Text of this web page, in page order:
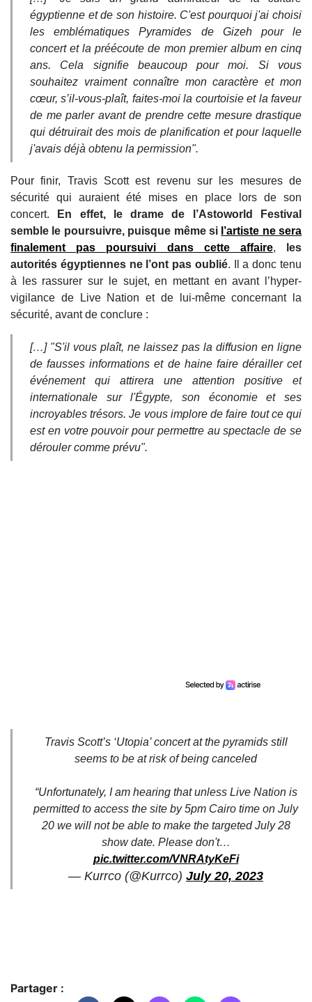
égyptienne et de son histoire. C'est pourquoi j'ai choisi
les emblématiques Pyramides de Gizeh pour le
concert et la préécoute de mon premier album en cinq
ans. Cela signifie beaucoup pour moi. Si vous
souhaitez vraiment connaître mon caractère et mon
cœur, s’il-vous-plaît, faites-moi la courtoisie et la faveur
de me parler avant de prendre cette mesure drastique
qui détruirait des mois de planification et pour laquelle
j'avais déjà obtenu la permission".
Pour finir, Travis Scott est revenu sur les mesures de
sécurité qui auraient été mises en place lors de son
concert.
En effet, le drame de l’Astoworld Festival
semble le poursuivre, puisque même si l’artiste ne sera
finalement pas poursuivi dans cette affaire,
les
autorités égyptiennes ne l’ont pas oublié. Il a donc tenu
à les rassurer sur le sujet, en mettant en avant l’hyper-
vigilance de Live Nation et de lui-même concernant la
sécurité, avant de conclure :
[…] "S'il vous plaît, ne laissez pas la diffusion en ligne
de fausses informations et de haine faire dérailler cet
événement qui attirera une attention positive et
internationale sur l'Égypte, son économie et ses
incroyables trésors. Je vous implore de faire tout ce qui
est en votre pouvoir pour permettre au spectacle de se
dérouler comme prévu".
Travis Scott’s ‘Utopia’ concert at the pyramids still
seems to be at risk of being canceled
“Unfortunately, I am hearing that unless Live Nation is
permitted to access the site by 5pm Cairo time on July
20 we will not be able to make the targeted July 28
show date. Please don't…
pic.twitter.com/VNRAtyKeFi
— Kurrco (@Kurrco) July 20, 2023
Partager :